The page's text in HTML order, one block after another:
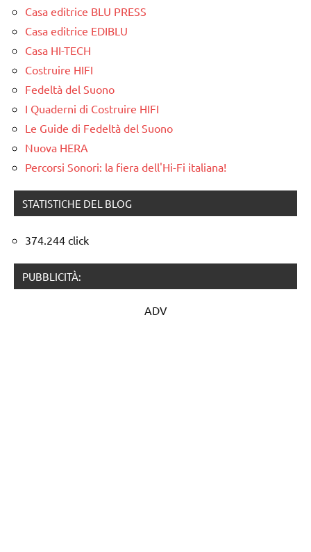
Casa editrice BLU PRESS
Casa editrice EDIBLU
Casa HI-TECH
Costruire HIFI
Fedeltà del Suono
I Quaderni di Costruire HIFI
Le Guide di Fedeltà del Suono
Nuova HERA
Percorsi Sonori: la fiera dell'Hi-Fi italiana!
STATISTICHE DEL BLOG
374.244 click
PUBBLICITÀ:
ADV